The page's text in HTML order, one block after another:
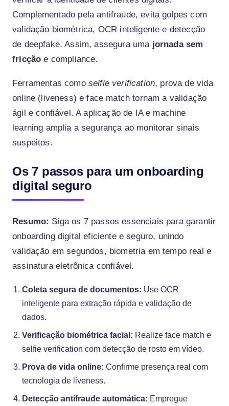
Complementado pela antifraude, evita golpes com
validação biométrica, OCR inteligente e detecção
de deepfake. Assim, assegura uma jornada sem
fricção e compliance.
Ferramentas como selfie verification, prova de vida
online (liveness) e face match tornam a validação
ágil e confiável. A aplicação de IA e machine
learning amplia a segurança ao monitorar sinais
suspeitos.
Os 7 passos para um onboarding
digital seguro
Resumo: Siga os 7 passos essenciais para garantir
onboarding digital eficiente e seguro, unindo
validação em segundos, biometria em tempo real e
assinatura eletrônica confiável.
Coleta segura de documentos: Use OCR
inteligente para extração rápida e validação de
dados.
Verificação biométrica facial: Realize face match e
selfie verification com detecção de rosto em vídeo.
Prova de vida online: Confirme presença real com
tecnologia de liveness.
Detecção antifraude automática: Empregue